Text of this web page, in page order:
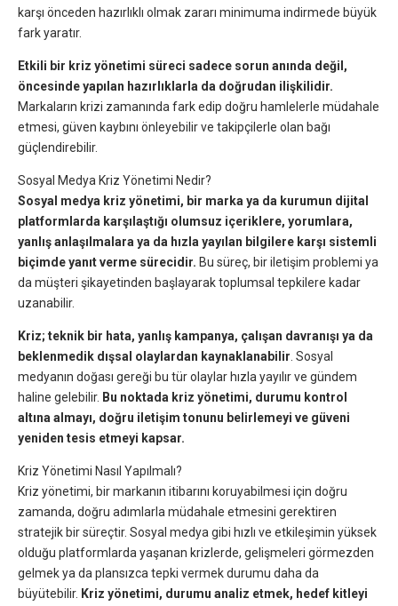
karşı önceden hazırlıklı olmak zararı minimuma indirmede büyük
fark yaratır.
Etkili bir kriz yönetimi süreci sadece sorun anında değil,
öncesinde yapılan hazırlıklarla da doğrudan ilişkilidir.
Markaların krizi zamanında fark edip doğru hamlelerle müdahale
etmesi, güven kaybını önleyebilir ve takipçilerle olan bağı
güçlendirebilir.
Sosyal Medya Kriz Yönetimi Nedir?
Sosyal medya kriz yönetimi, bir marka ya da kurumun dijital
platformlarda karşılaştığı olumsuz içeriklere, yorumlara,
yanlış anlaşılmalara ya da hızla yayılan bilgilere karşı sistemli
biçimde yanıt verme sürecidir. Bu süreç, bir iletişim problemi ya
da müşteri şikayetinden başlayarak toplumsal tepkilere kadar
uzanabilir.
Kriz; teknik bir hata, yanlış kampanya, çalışan davranışı ya da
beklenmedik dışsal olaylardan kaynaklanabilir . Sosyal
medyanın doğası gereği bu tür olaylar hızla yayılır ve gündem
haline gelebilir. Bu noktada kriz yönetimi, durumu kontrol
altına almayı, doğru iletişim tonunu belirlemeyi ve güveni
yeniden tesis etmeyi kapsar.
Kriz Yönetimi Nasıl Yapılmalı?
Kriz yönetimi, bir markanın itibarını koruyabilmesi için doğru
zamanda, doğru adımlarla müdahale etmesini gerektiren
stratejik bir süreçtir. Sosyal medya gibi hızlı ve etkileşimin yüksek
olduğu platformlarda yaşanan krizlerde, gelişmeleri görmezden
gelmek ya da plansızca tepki vermek durumu daha da
büyütebilir. Kriz yönetimi, durumu analiz etmek, hedef kitleyi